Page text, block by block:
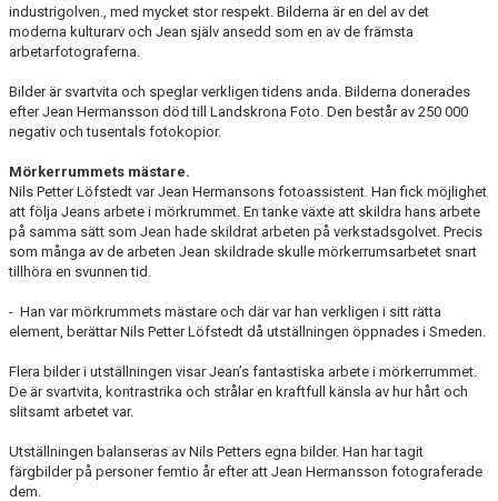
industrigolven., med mycket stor respekt. Bilderna är en del av det
moderna kulturarv och Jean själv ansedd som en av de främsta
arbetarfotograferna.
Bilder är svartvita och speglar verkligen tidens anda. Bilderna donerades
efter Jean Hermansson död till Landskrona Foto. Den består av 250 000
negativ och tusentals fotokopior.
Mörkerrummets mästare.
Nils Petter Löfstedt var Jean Hermansons fotoassistent. Han fick möjlighet
att följa Jeans arbete i mörkrummet. En tanke växte att skildra hans arbete
på samma sätt som Jean hade skildrat arbeten på verkstadsgolvet. Precis
som många av de arbeten Jean skildrade skulle mörkerrumsarbetet snart
tillhöra en svunnen tid.
- Han var mörkrummets mästare och där var han verkligen i sitt rätta
element, berättar Nils Petter Löfstedt då utställningen öppnades i Smeden.
Flera bilder i utställningen visar Jean’s fantastiska arbete i mörkerrummet.
De är svartvita, kontrastrika och strålar en kraftfull känsla av hur hårt och
slitsamt arbetet var.
Utställningen balanseras av Nils Petters egna bilder. Han har tagit
färgbilder på personer femtio år efter att Jean Hermansson fotograferade
dem.